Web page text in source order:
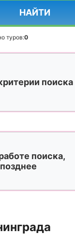
НАЙТИ
туров:0
поиска
поиска,